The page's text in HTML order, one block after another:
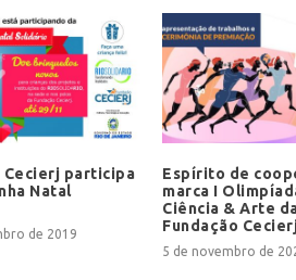
Cecierj participa
Natal
de 2019
Espírito de
marca I
Ciência & Arte
Fundação
5 de novembro de